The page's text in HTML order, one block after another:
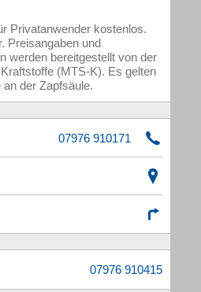
Privatanwender kostenlos.
Preisangaben und
werden bereitgestellt von der
(MTS-K). Es gelten
der Zapfsäule.